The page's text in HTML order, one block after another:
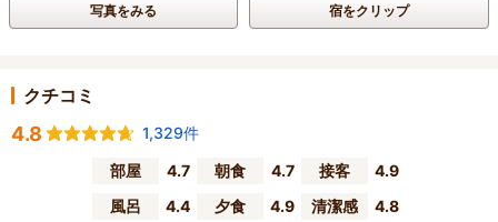
写真をみる 宿をクリップ
クチコミ
4.8
1,329件
部屋
4.7 朝食 4.7 接客
4.9
風呂
4.4 夕食 4.9 清潔感 4.8